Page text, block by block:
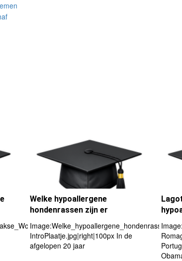
Welke hypoallergene
hondenrassen zijn er
IntroPlaatje.jpg|right|100px In de
afgelopen 20 jaar